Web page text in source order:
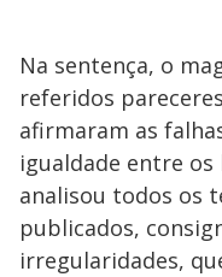
Na sentença, o
referidos
afirmaram as
igualdade entre os
analisou todos os
publicados,
irregularidades,